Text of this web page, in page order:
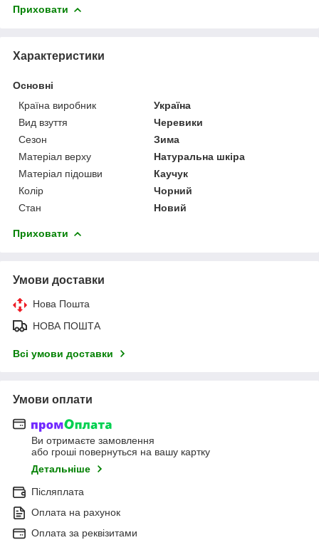
Приховати
Характеристики
Основні
Країна виробник
Україна
Вид взуття
Черевики
Сезон
Зима
Матеріал верху
Натуральна шкіра
Матеріал підошви
Каучук
Колір
Чорний
Стан
Новий
Приховати
Умови доставки
Нова Пошта
НОВА ПОШТА
Всі умови доставки
Умови оплати
Ви отримаєте замовлення
або гроші повернуться на вашу картку
Детальніше
Післяплата
Оплата на рахунок
Оплата за реквізитами